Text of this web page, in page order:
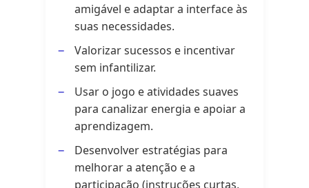
amigável e adaptar a interface às
suas necessidades.
Valorizar sucessos e incentivar
sem infantilizar.
Usar o jogo e atividades suaves
para canalizar energia e apoiar a
aprendizagem.
Desenvolver estratégias para
melhorar a atenção e a
participação (instruções curtas,